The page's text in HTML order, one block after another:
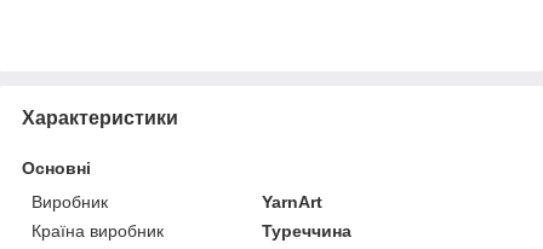
Характеристики
Основні
Виробник
YarnArt
Країна виробник
Туреччина